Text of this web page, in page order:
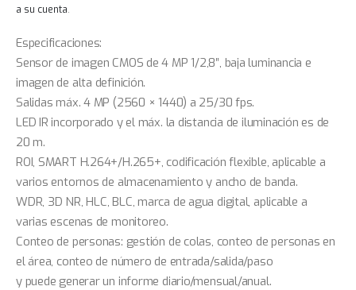
a su cuenta.
Especificaciones:
Sensor de imagen CMOS de 4 MP 1/2,8″, baja luminancia e
imagen de alta definición.
Salidas máx. 4 MP (2560 × 1440) a 25/30 fps.
LED IR incorporado y el máx. la distancia de iluminación es de
20 m.
ROI, SMART H.264+/H.265+, codificación flexible, aplicable a
varios entornos de almacenamiento y ancho de banda.
WDR, 3D NR, HLC, BLC, marca de agua digital, aplicable a
varias escenas de monitoreo.
Conteo de personas: gestión de colas, conteo de personas en
el área, conteo de número de entrada/salida/paso
y puede generar un informe diario/mensual/anual.